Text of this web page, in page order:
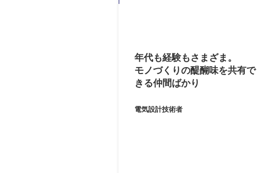
年代も経験もさまざま。
モノづくりの醍醐味を共有で
きる仲間ばかり
電気設計技術者